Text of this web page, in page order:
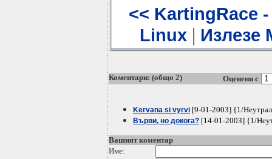
<< KartingRace
Linux | Излезе
Коментари: (общо 2) Оценени с
Kervana si vyrvi [9-01-2003] {1/
Върви, но докога? [14-01-2003] {1/
Вашият коментар
Име: